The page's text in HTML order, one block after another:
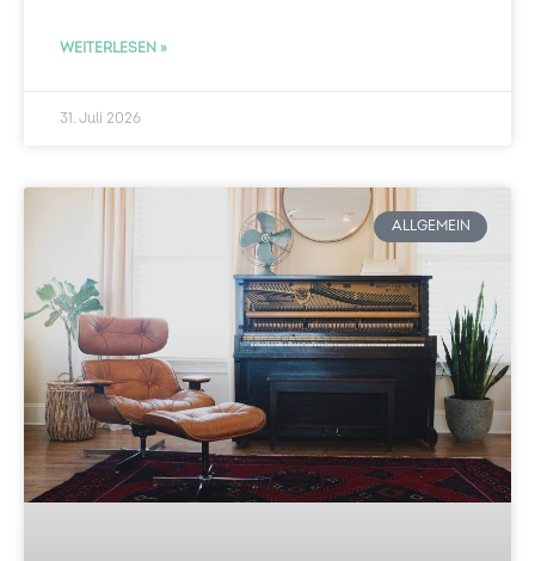
WEITERLESEN »
31. Juli 2026
ALLGEMEIN